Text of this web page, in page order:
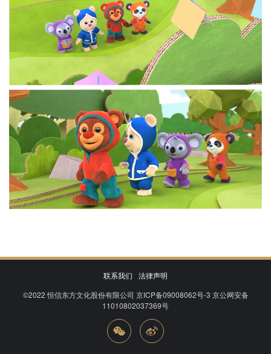
联系我们
法律声明
©2022恒信东方文化股份有限公司 京ICP备09008062号-3 京公网安备
11010802037369号